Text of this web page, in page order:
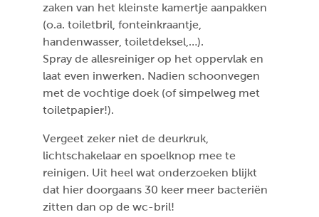
zaken van het kleinste kamertje aanpakken
(o.a. toiletbril, fonteinkraantje,
handenwasser, toiletdeksel,…).
Spray de allesreiniger op het oppervlak en
laat even inwerken. Nadien schoonvegen
met de vochtige doek (of simpelweg met
toiletpapier!).
Vergeet zeker niet de deurkruk,
lichtschakelaar en spoelknop mee te
reinigen. Uit heel wat onderzoeken blijkt
dat hier doorgaans 30 keer meer bacteriën
zitten dan op de wc-bril!